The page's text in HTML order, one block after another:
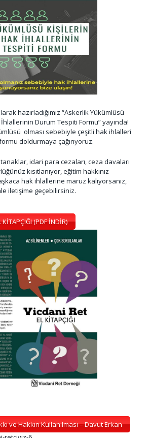
hazırladığımız “Askerlik Yükümlüsü
İhlallerinin Durum Tespiti Formu” yayında!
olması sebebiyle çeşitli hak ihlalleri
doldurmaya çağırıyoruz.
idari para cezaları, ceza davaları
kısıtlanıyor, eğitim hakkınız
hak ihlallerine maruz kalıyorsanız,
iletişime geçebilirsiniz.
(PDF İNDİR)
ve Hakkın Kullanılması – Davut Erkan